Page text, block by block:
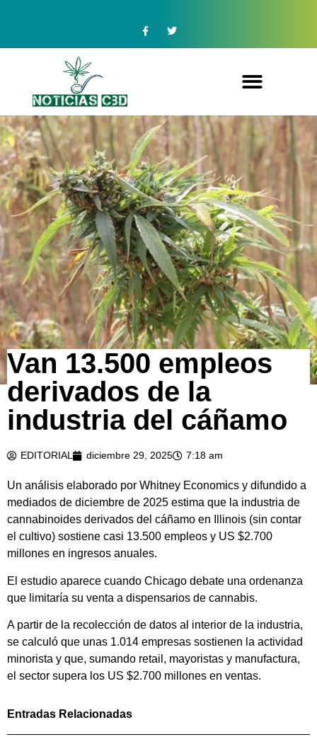
Van 13.500 empleos
derivados de la
industria del cáñamo
EDITORIAL diciembre 29, 2025 7:18 am
Un análisis elaborado por Whitney Economics y difundido a
mediados de diciembre de 2025 estima que la industria de
cannabinoides derivados del cáñamo en Illinois (sin contar
el cultivo) sostiene casi 13.500 empleos y US $2.700
millones en ingresos anuales.
El estudio aparece cuando Chicago debate una ordenanza
que limitaría su venta a dispensarios de cannabis.
A partir de la recolección de datos al interior de la industria,
se calculó que unas 1.014 empresas sostienen la actividad
minorista y que, sumando retail, mayoristas y manufactura,
el sector supera los US $2.700 millones en ventas.
Entradas Relacionadas